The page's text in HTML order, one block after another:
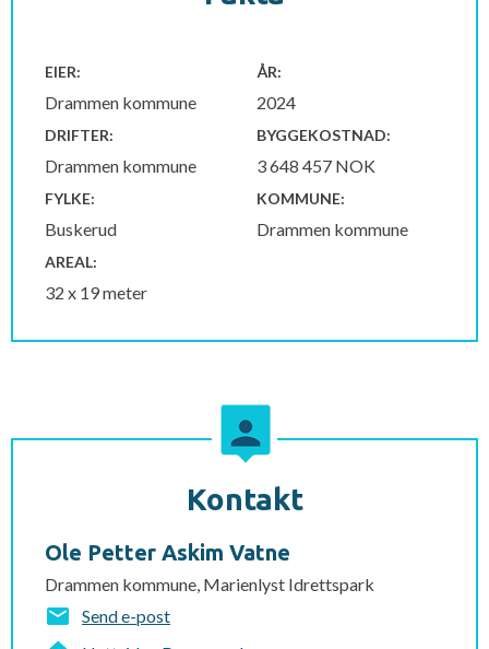
EIER:
Drammen kommune
ÅR:
2024
DRIFTER:
Drammen kommune
BYGGEKOSTNAD:
3 648 457 NOK
FYLKE:
Buskerud
KOMMUNE:
Drammen kommune
AREAL:
32 x 19 meter
Kontakt
Ole Petter Askim Vatne
Drammen kommune, Marienlyst Idrettspark
Send e-post